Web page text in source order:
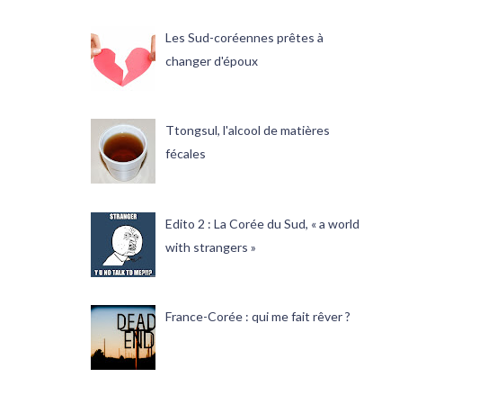
Les Sud-coréennes prêtes à
changer d'époux
Ttongsul, l'alcool de matières
fécales
Edito 2 : La Corée du Sud, « a world
with strangers »
France-Corée : qui me fait rêver ?